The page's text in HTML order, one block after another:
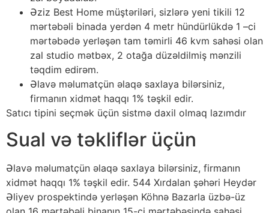
Əziz Best Home müştəriləri, sizlərə yeni tikili 12
mərtəbəli binada yerdən 4 metr hündürlükdə 1 –ci
mərtəbədə yerləşən tam təmirli 46 kvm sahəsi olan
zal studio mətbəx, 2 otağa düzəldilmiş mənzili
təqdim edirəm.
Əlavə məlumatçün əlaqə saxlaya bilərsiniz,
firmanın xidmət haqqı 1% təşkil edir.
Satıcı tipini seçmək üçün sistmə daxil olmaq lazımdır
Sual və təkliflər üçün
Əlavə məlumatçün əlaqə saxlaya bilərsiniz, firmanın
xidmət haqqı 1% təşkil edir. 544 Xırdalan şəhəri Heydər
Əliyev prospektində yerləşən Köhnə Bazarla üzbə-üz